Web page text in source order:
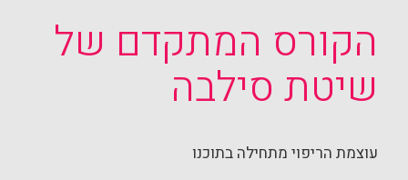
הקורס המתקדם של
שיטת סילבה
עוצמת הריפוי מתחילה בתוכנו